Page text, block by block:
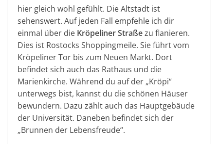
hier gleich wohl gefühlt. Die Altstadt ist
sehenswert. Auf jeden Fall empfehle ich dir
einmal über die Kröpeliner Straßezu flanieren.
Dies ist Rostocks Shoppingmeile. Sie führt vom
Kröpeliner Tor bis zum Neuen Markt. Dort
befindet sich auch das Rathaus und die
Marienkirche. Während du auf der „Kröpi“
unterwegs bist, kannst du die schönen Häuser
bewundern. Dazu zählt auch das Hauptgebäude
der Universität. Daneben befindet sich der
„Brunnen der Lebensfreude“.